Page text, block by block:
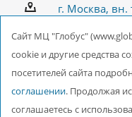
г. Москва,
2026 © ООО
Cайт МЦ "Глобус"
cookie и другие средства
посетителей сайта
соглашении. Продолжая
соглашаетесь с